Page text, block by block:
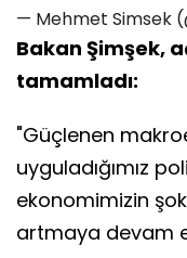
— Mehmet Simsek
Bakan Şimşek,
tamamladı:
"Güçlenen
uyguladığımız
ekonomimizin
artmaya devam